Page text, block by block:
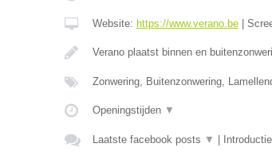
Website: https://www.verano.be|
Verano plaatst binnen en
Zonwering, Buitenzonwering,
Openingstijden ▼
Laatste facebook posts ▼